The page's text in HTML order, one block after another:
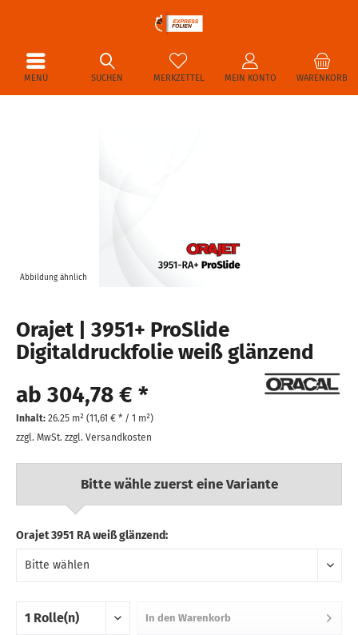
MENÜ WARENKORB
MERKZETTEL MEIN KONTO
SUCHEN
Abbildung ähnlich
Orajet | 3951+ ProSlide
Digitaldruckfolie weiß glänzend
ab 304,78 € *
Inhalt: 26.25 m² (11,61 € * / 1 m²)
zzgl. MwSt. zzgl. Versandkosten
Bitte wähle zuerst eine Variante
Orajet 3951 RA weiß glänzend:
In den Warenkorb